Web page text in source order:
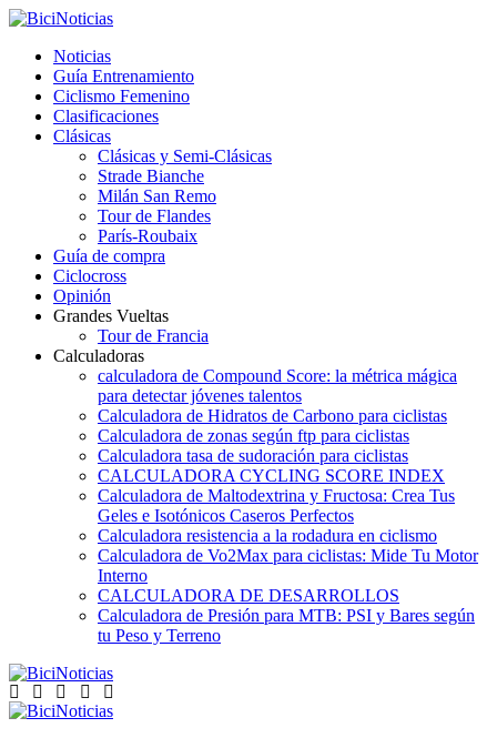
Noticias
Guía Entrenamiento
Ciclismo Femenino
Clasificaciones
Clásicas
Clásicas y Semi-Clásicas
Strade Bianche
Milán San Remo
Tour de Flandes
París-Roubaix
Guía de compra
Ciclocross
Opinión
Grandes Vueltas
Tour de Francia
Calculadoras
calculadora de Compound Score: la métrica mágica
para detectar jóvenes talentos
Calculadora de Hidratos de Carbono para ciclistas
Calculadora de zonas según ftp para ciclistas
Calculadora tasa de sudoración para ciclistas
CALCULADORA CYCLING SCORE INDEX
Calculadora de Maltodextrina y Fructosa: Crea Tus
Geles e Isotónicos Caseros Perfectos
Calculadora resistencia a la rodadura en ciclismo
Calculadora de Vo2Max para ciclistas: Mide Tu Motor
Interno
CALCULADORA DE DESARROLLOS
Calculadora de Presión para MTB: PSI y Bares según
tu Peso y Terreno